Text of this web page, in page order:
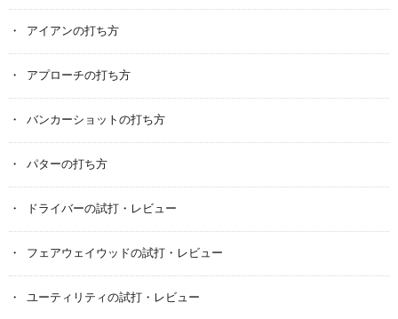
アイアンの打ち方
アプローチの打ち方
バンカーショットの打ち方
パターの打ち方
ドライバーの試打・レビュー
フェアウェイウッドの試打・レビュー
ユーティリティの試打・レビュー